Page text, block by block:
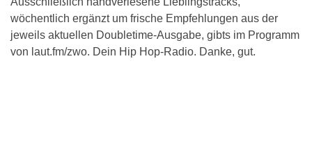
wöchentlich ergänzt um frische Empfehlungen aus der
jeweils aktuellen Doubletime-Ausgabe, gibts im Programm
von laut.fm/zwo. Dein Hip Hop-Radio. Danke, gut.